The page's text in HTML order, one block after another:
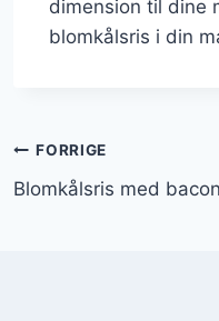
dimension til dine
blomkålsris i din
FORRIGE
Blomkålsris med